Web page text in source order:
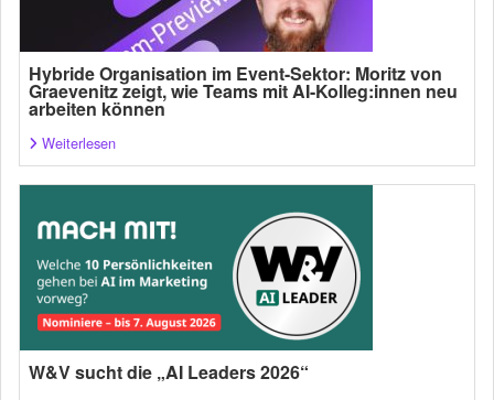
Hybride Organisation im Event-Sektor: Moritz von
Graevenitz zeigt, wie Teams mit AI-Kolleg:innen neu
arbeiten können
Weiterlesen
W&V sucht die „AI Leaders 2026“